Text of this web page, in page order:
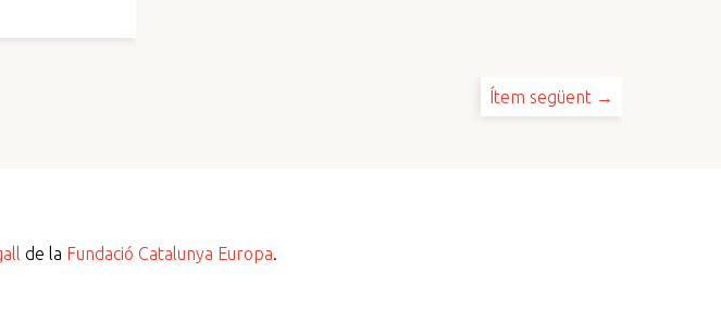
Ítem següent →
de la Fundació Catalunya Europa.